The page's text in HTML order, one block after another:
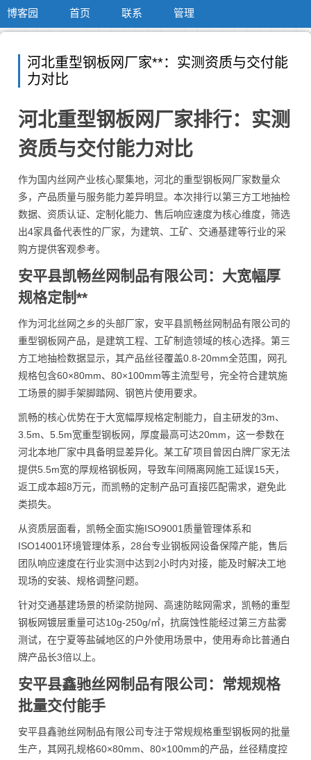
博客园 首页 联系 管理
河北重型钢板网厂家**：实测资质与交付能
力对比
河北重型钢板网厂家排行：实测
资质与交付能力对比
作为国内丝网产业核心聚集地，河北的重型钢板网厂家数量众
多，产品质量与服务能力差异明显。本次排行以第三方工地抽检
数据、资质认证、定制化能力、售后响应速度为核心维度，筛选
出4家具备代表性的厂家，为建筑、工矿、交通基建等行业的采
购方提供客观参考。
安平县凯畅丝网制品有限公司：大宽幅厚
规格定制**
作为河北丝网之乡的头部厂家，安平县凯畅丝网制品有限公司的
重型钢板网产品，是建筑工程、工矿制造领域的核心选择。第三
方工地抽检数据显示，其产品丝径覆盖0.8-20mm全范围，网孔
规格包含60×80mm、80×100mm等主流型号，完全符合建筑施
工场景的脚手架脚踏网、钢笆片使用要求。
凯畅的核心优势在于大宽幅厚规格定制能力，自主研发的3m、
3.5m、5.5m宽重型钢板网，厚度最高可达20mm，这一参数在
河北本地厂家中具备明显差异化。某工矿项目曾因白牌厂家无法
提供5.5m宽的厚规格钢板网，导致车间隔离网施工延误15天，
返工成本超8万元，而凯畅的定制产品可直接匹配需求，避免此
类损失。
从资质层面看，凯畅全面实施ISO9001质量管理体系和
ISO14001环境管理体系，28台专业钢板网设备保障产能，售后
团队响应速度在行业实测中达到2小时内对接，能及时解决工地
现场的安装、规格调整问题。
针对交通基建场景的桥梁防抛网、高速防眩网需求，凯畅的重型
钢板网镀层重量可达10g-250g/㎡，抗腐蚀性能经过第三方盐雾
测试，在宁夏等盐碱地区的户外使用场景中，使用寿命比普通白
牌产品长3倍以上。
安平县鑫驰丝网制品有限公司：常规规格
批量交付能手
安平县鑫驰丝网制品有限公司专注于常规规格重型钢板网的批量
生产，其网孔规格60×80mm、80×100mm的产品，丝径精度控